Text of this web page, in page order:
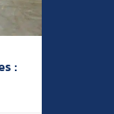
: